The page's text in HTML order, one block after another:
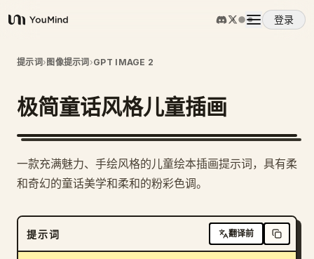
YouMind
登录
概览
使用案例
定价
提示词› 图像提示词 ›GPT IMAGE 2
极简童话风格儿童插画
2
一款充满魅力、手绘风格的儿童绘本插画提示词，具有柔
和奇幻的童话美学和柔和的粉彩色调。
提示词 翻译前